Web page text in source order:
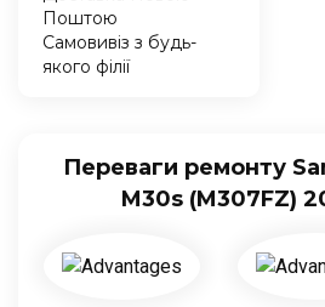
Поштою
Самовивіз з будь-
якого філії
Переваги ремонту
M30s (M307FZ)